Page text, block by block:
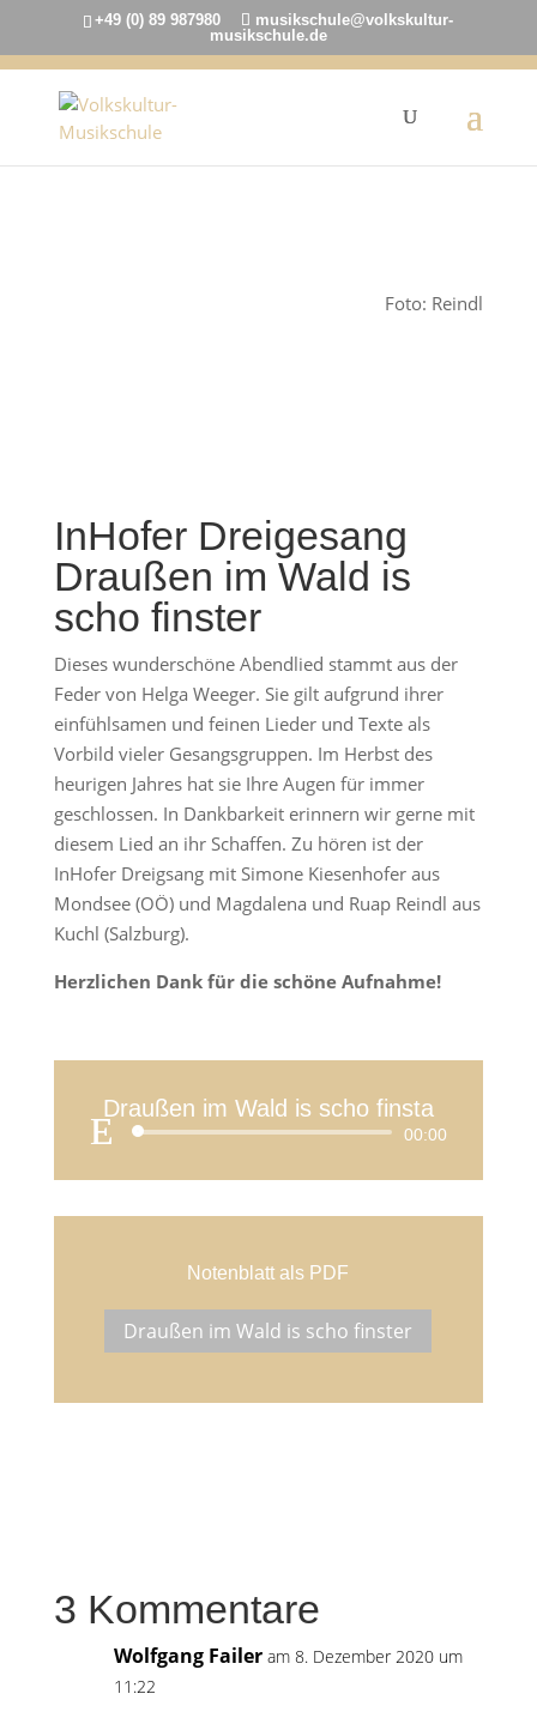
+49 (0) 89 987980
musikschule@volkskultur-
musikschule.de
2. Dezember 2020
Foto: Reindl
InHofer Dreigesang
Draußen im Wald is
scho finster
Dieses wunderschöne Abendlied stammt aus der
Feder von Helga Weeger. Sie gilt aufgrund ihrer
einfühlsamen und feinen Lieder und Texte als
Vorbild vieler Gesangsgruppen. Im Herbst des
heurigen Jahres hat sie Ihre Augen für immer
geschlossen. In Dankbarkeit erinnern wir gerne mit
diesem Lied an ihr Schaffen. Zu hören ist der
InHofer Dreigsang mit Simone Kiesenhofer aus
Mondsee (OÖ) und Magdalena und Ruap Reindl aus
Kuchl (Salzburg).
Herzlichen Dank für die schöne Aufnahme!
Draußen im Wald is scho finsta
Audio-
00:00
Notenblatt als PDF
Draußen im Wald is scho finster
3 Kommentare
Wolfgang Failer am 8. Dezember 2020 um
11:22